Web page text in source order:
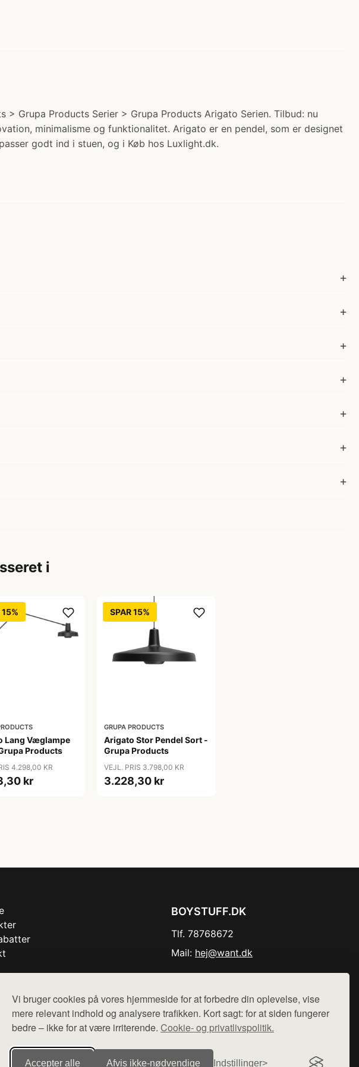
Vi bruger cookies på vores hjemmeside for at forbedre din oplevelse, vise
mere relevant indhold og analysere trafikken. Kort sagt: for at siden fungerer
bedre – ikke for at være irriterende. Cookie- og privatlivspolitik.
Accepter alle Afvis ikke‑nødvendige Indstillinger
Grupa Products Serier > Grupa Products Arigato Serien. Tilbud: nu
minimalisme og funktionalitet. Arigato er en pendel, som er designet
godt ind i stuen, og i Køb hos Luxlight.dk.
i
15%
Lang Væglampe
Products
4.298,00 KR
kr
SPAR 15%
GRUPA PRODUCTS
Arigato Stor Pendel Sort -
Grupa Products
VEJL. PRIS 3.798,00 KR
3.228,30 kr
BOYSTUFF.DK
Tlf. 78768672
Mail: hej@want.dk
diverse webshops. Der sælges ikke varer fra denne side - vi henviser til de shops,